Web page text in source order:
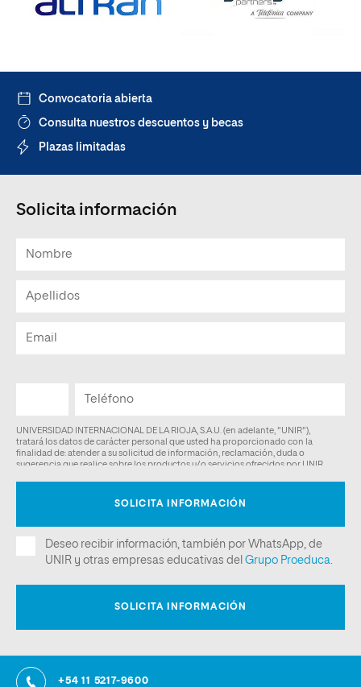
Convocatoria abierta
Consulta nuestros descuentos y becas
Plazas limitadas
Solicita información
+54 11 5217-9600